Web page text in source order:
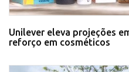
Unilever eleva projeções
reforço em cosméticos